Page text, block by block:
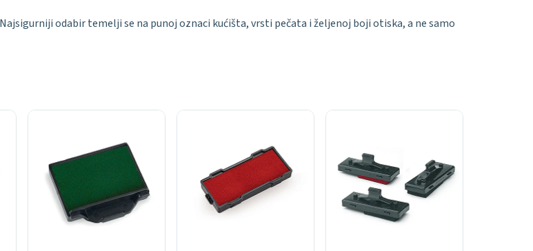
odabir temelji se na punoj oznaci kućišta, vrsti pečata i željenoj boji otiska, a ne samo